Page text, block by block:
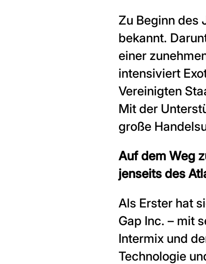
Zu Beginn des
bekannt.
einer
intensiviert
Vereinigten
Mit der
große
Auf dem Weg
jenseits des
Als Erster hat
Gap Inc. – mit
Intermix und
Technologie